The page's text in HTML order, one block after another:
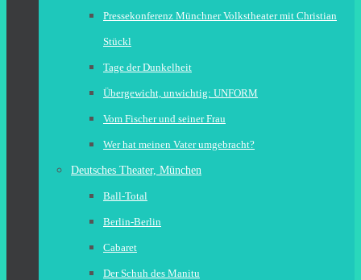
Pressekonferenz Münchner Volkstheater mit Christian
Stückl
Tage der Dunkelheit
Übergewicht, unwichtig: UNFORM
Vom Fischer und seiner Frau
Wer hat meinen Vater umgebracht?
Deutsches Theater, München
Ball-Total
Berlin-Berlin
Cabaret
Der Schuh des Manitu